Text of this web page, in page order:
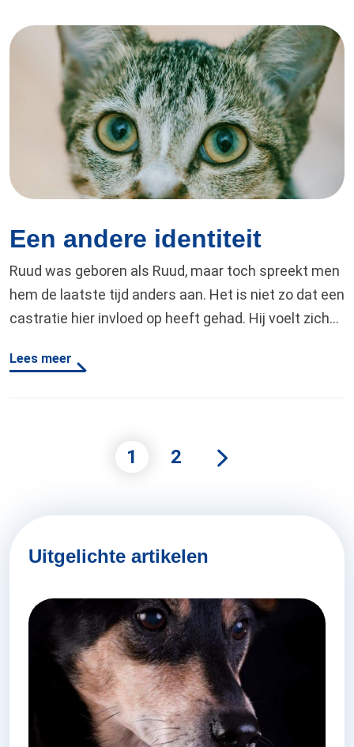
Een andere identiteit
Ruud was geboren als Ruud, maar toch spreekt men
hem de laatste tijd anders aan. Het is niet zo dat een
castratie hier invloed op heeft gehad. Hij voelt zich
amper zijn naam. Ruud is graag op pad, houdt van
Lees meer
1 2
Uitgelichte artikelen